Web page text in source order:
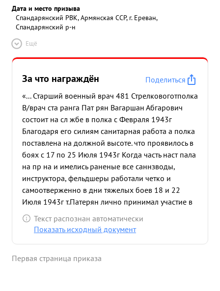
Дата и место призыва
Спандарянский РВК, Армянская ССР, г. Ереван,
Спандарянский р-н
Ещё
За что награждён
Поделиться
«... Старший военный врач 481 Стрелковоготполка
В/врач ста ранга Пат рян Вагаршан Абгарович
состоит на сл жбе в полка с Февраля 1943г
Благодаря его силиям санитарная работа а полка
поставлена на должной высоте. что проявилось в
боях с 17 по 25 Июля 1943г Когда часть наст пала
на пр на и имелись раненые все саннзводы,
инструктора, фельдшеры работали четко и
самоотверженно в дни тяжелых боев 18 и 22
Июля 1943г т.Патерян лично принимал участие в
оказании помощи раненным, организовал
эвакуаци тя жело раненых с поля боях 17 тыл При
За короткий срок через санчасть проп щены
Текст распознан автоматически
Показать исходный документ
Первая страница приказа